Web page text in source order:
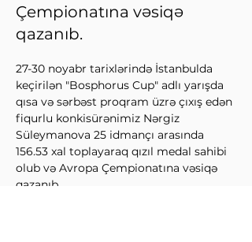
Çempionatına vəsiqə
qazanıb.
27-30 noyabr tarixlərində İstanbulda
keçirilən "Bosphorus Cup" adlı yarışda
qısa və sərbəst proqram üzrə çıxış edən
fiqurlu konkisürənimiz Nərgiz
Süleymanova 25 idmançı arasında
156.53 xal toplayaraq qızıl medal sahibi
olub və Avropa Çempionatına vəsiqə
qazanıb.